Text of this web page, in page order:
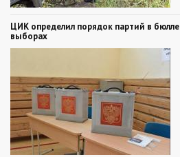
ЦИК определил порядок партий в
выборах